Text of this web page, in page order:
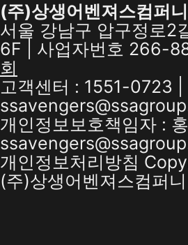
(주)상생어벤져스컴퍼니
서울 강남구 압구정로2
6F | 사업자번호 266-
회
고객센터 : 1551-0723 |
개인정보보호책임자 : 홍
개인정보처리방침
(주)상생어벤져스컴퍼니